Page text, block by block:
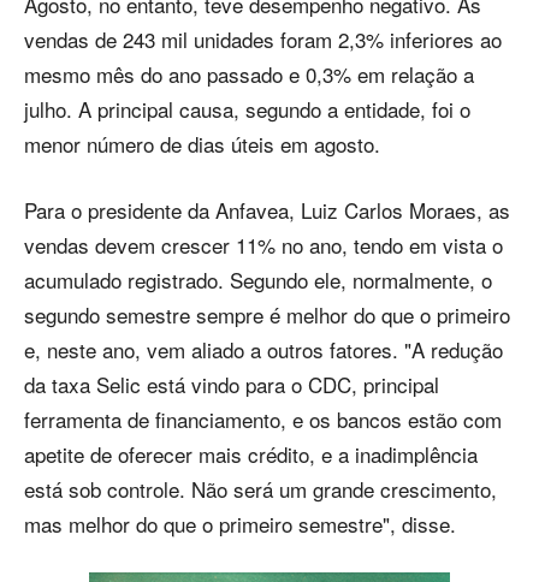
vendas de 243 mil unidades foram 2,3% inferiores ao
mesmo mês do ano passado e 0,3% em relação a
julho. A principal causa, segundo a entidade, foi o
menor número de dias úteis em agosto.
Para o presidente da Anfavea, Luiz Carlos Moraes, as
vendas devem crescer 11% no ano, tendo em vista o
acumulado registrado. Segundo ele, normalmente, o
segundo semestre sempre é melhor do que o primeiro
e, neste ano, vem aliado a outros fatores. "A redução
da taxa Selic está vindo para o CDC, principal
ferramenta de financiamento, e os bancos estão com
apetite de oferecer mais crédito, e a inadimplência
está sob controle. Não será um grande crescimento,
mas melhor do que o primeiro semestre", disse.